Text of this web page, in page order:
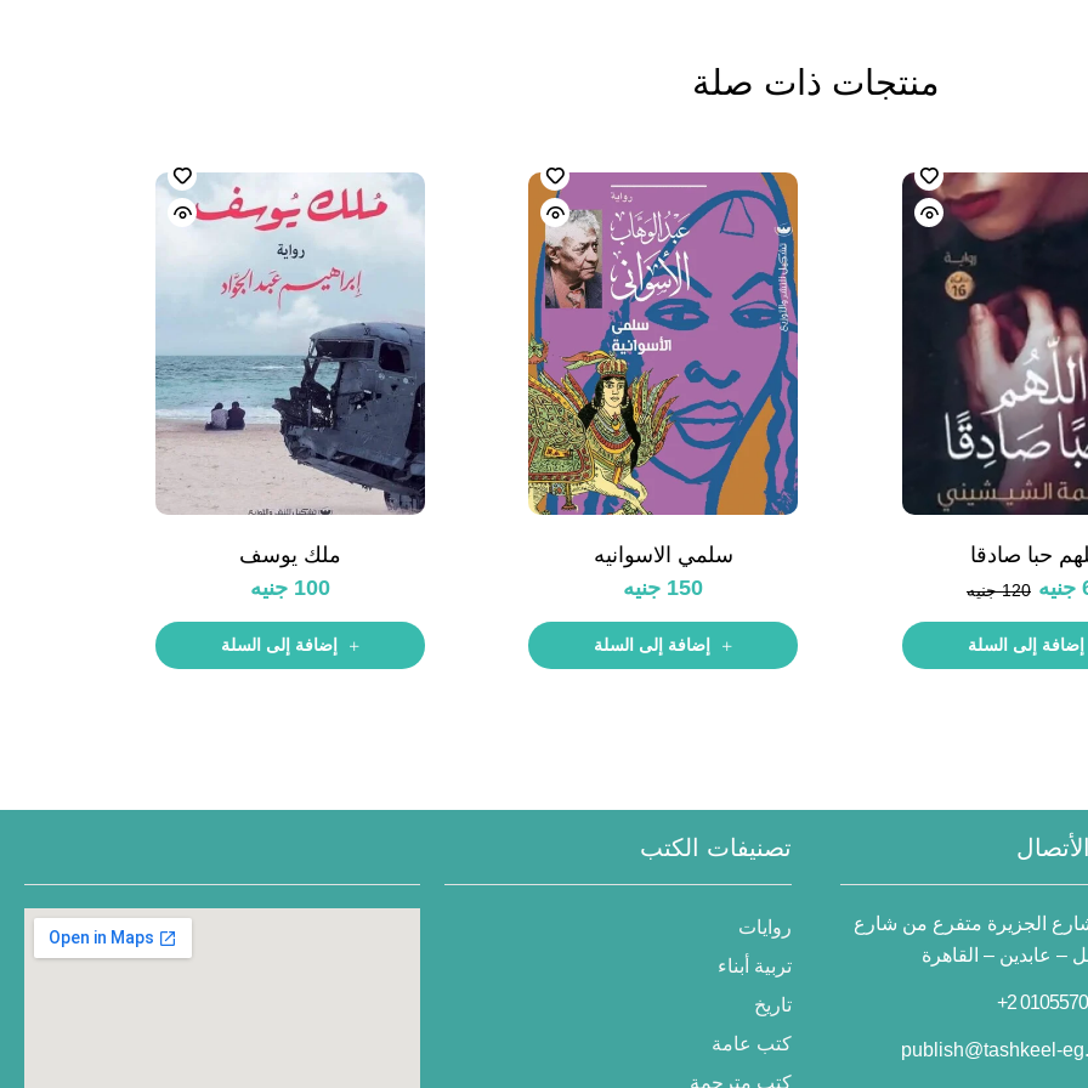
منتجات ذات صلة
حبا صادقا
120 جنيه جنيه
إضافة إلى السلة
سلمي الاسوانيه
150 جنيه
إضافة إلى السلة
ملك يوسف
100 جنيه
إضافة إلى السلة
شارع الجزيرة متفرع من شارع
عابدين – القاهرة
publish@tashkeel-
تصنيفات الكتب
روايات
تربية أبناء
تاريخ
كتب عامة
كتب مترجمة